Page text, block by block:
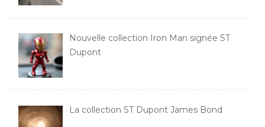
Nouvelle collection Iron Man signée ST
Dupont
La collection ST Dupont James Bond